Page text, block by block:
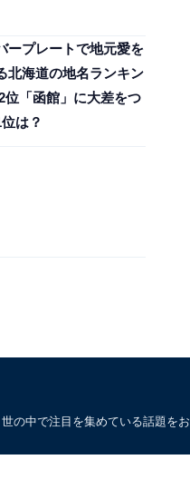
ープレートで地元愛を
北海道の地名ランキン
位「函館」に大差をつ
は？
中で注目を集めている話題をお